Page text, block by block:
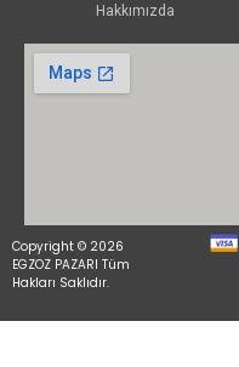
Hakkımızda
Copyright © 2026
EGZOZ PAZARI Tüm
Hakları Saklıdır.